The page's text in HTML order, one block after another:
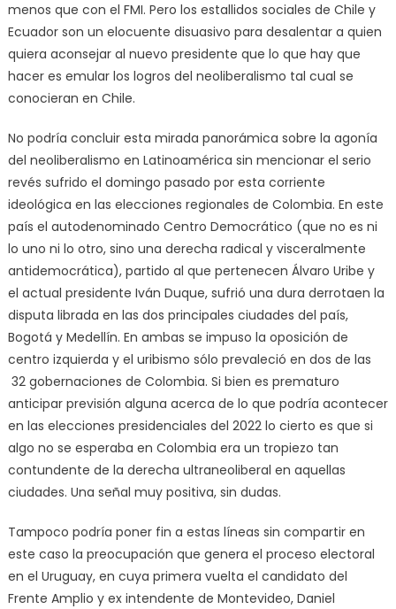
menos que con el FMI. Pero los estallidos sociales de Chile y
Ecuador son un elocuente disuasivo para desalentar a quien
quiera aconsejar al nuevo presidente que lo que hay que
hacer es emular los logros del neoliberalismo tal cual se
conocieran en Chile.
No podría concluir esta mirada panorámica sobre la agonía
del neoliberalismo en Latinoamérica sin mencionar el serio
revés sufrido el domingo pasado por esta corriente
ideológica en las elecciones regionales de Colombia. En este
país el autodenominado Centro Democrático (que no es ni
lo uno ni lo otro, sino una derecha radical y visceralmente
antidemocrática), partido al que pertenecen Álvaro Uribe y
el actual presidente Iván Duque, sufrió una dura derrotaen la
disputa librada en las dos principales ciudades del país,
Bogotá y Medellín. En ambas se impuso la oposición de
centro izquierda y el uribismo sólo prevaleció en dos de las
32 gobernaciones de Colombia. Si bien es prematuro
anticipar previsión alguna acerca de lo que podría acontecer
en las elecciones presidenciales del 2022 lo cierto es que si
algo no se esperaba en Colombia era un tropiezo tan
contundente de la derecha ultraneoliberal en aquellas
ciudades. Una señal muy positiva, sin dudas.
Tampoco podría poner fin a estas líneas sin compartir en
este caso la preocupación que genera el proceso electoral
en el Uruguay, en cuya primera vuelta el candidato del
Frente Amplio y ex intendente de Montevideo, Daniel